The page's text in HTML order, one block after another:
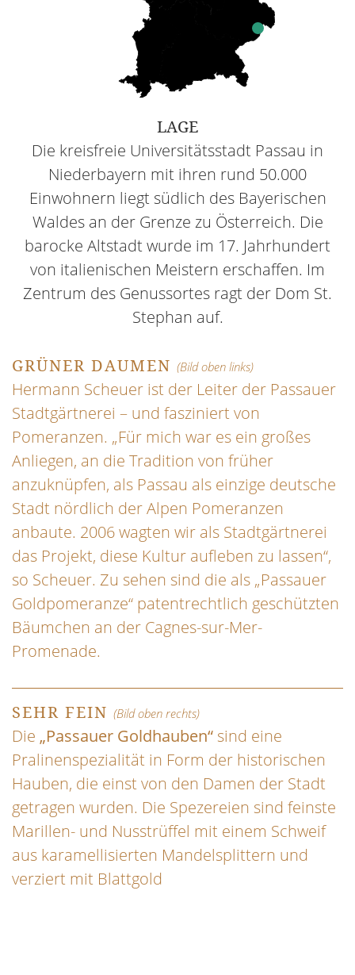
LAGE
Die kreisfreie Universitätsstadt Passau in
Niederbayern mit ihren rund 50.000
Einwohnern liegt südlich des Bayerischen
Waldes an der Grenze zu Österreich. Die
barocke Altstadt wurde im 17. Jahrhundert
von italienischen Meistern erschaffen. Im
Zentrum des Genussortes ragt der Dom St.
Stephan auf.
GRÜNER DAUMEN (Bild oben links)
Hermann Scheuer ist der Leiter der Passauer
Stadtgärtnerei – und fasziniert von
Pomeranzen. „Für mich war es ein großes
Anliegen, an die Tradition von früher
anzuknüpfen, als Passau als einzige deutsche
Stadt nördlich der Alpen Pomeranzen
anbaute. 2006 wagten wir als Stadtgärtnerei
das Projekt, diese Kultur aufleben zu lassen“,
so Scheuer. Zu sehen sind die als „Passauer
Goldpomeranze“ patentrechtlich geschützten
Bäumchen an der Cagnes-sur-Mer-
Promenade.
SEHR FEIN (Bild oben rechts)
Die „Passauer Goldhauben“ sind eine
Pralinenspezialität in Form der historischen
Hauben, die einst von den Damen der Stadt
getragen wurden. Die Spezereien sind feinste
Marillen- und Nusstrüffel mit einem Schweif
aus karamellisierten Mandelsplittern und
verziert mit Blattgold